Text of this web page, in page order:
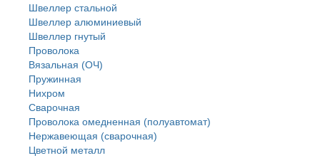
Швеллер стальной
Швеллер алюминиевый
Швеллер гнутый
Проволока
Вязальная (ОЧ)
Пружинная
Нихром
Сварочная
Проволока омедненная (полуавтомат)
Нержавеющая (сварочная)
Цветной металл